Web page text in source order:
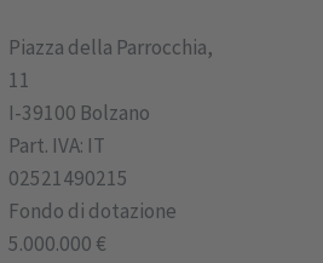
Piazza della Parrocchia,
11
I-39100 Bolzano
Part. IVA: IT
02521490215
Fondo di dotazione
5.000.000 €